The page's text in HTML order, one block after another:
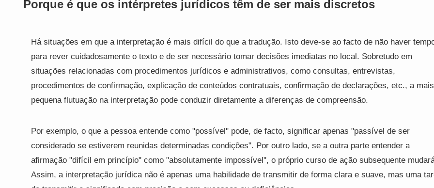
Porque é que os intérpretes jurídicos têm de ser mais discretos
Há situações em que a interpretação é mais difícil do que a tradução. Isto deve-se ao facto de não haver
para rever cuidadosamente o texto e de ser necessário tomar decisões imediatas no local. Sobretudo em
situações relacionadas com procedimentos jurídicos e administrativos, como consultas, entrevistas,
procedimentos de confirmação, explicação de conteúdos contratuais, confirmação de declarações, etc., a mais
pequena flutuação na interpretação pode conduzir diretamente a diferenças de compreensão.
Por exemplo, o que a pessoa entende como "possível" pode, de facto, significar apenas "passível de ser
considerado se estiverem reunidas determinadas condições". Por outro lado, se a outra parte entender a
afirmação "difícil em princípio" como "absolutamente impossível", o próprio curso de ação subsequente
Assim, a interpretação jurídica não é apenas uma habilidade de transmitir de forma clara e suave, mas uma